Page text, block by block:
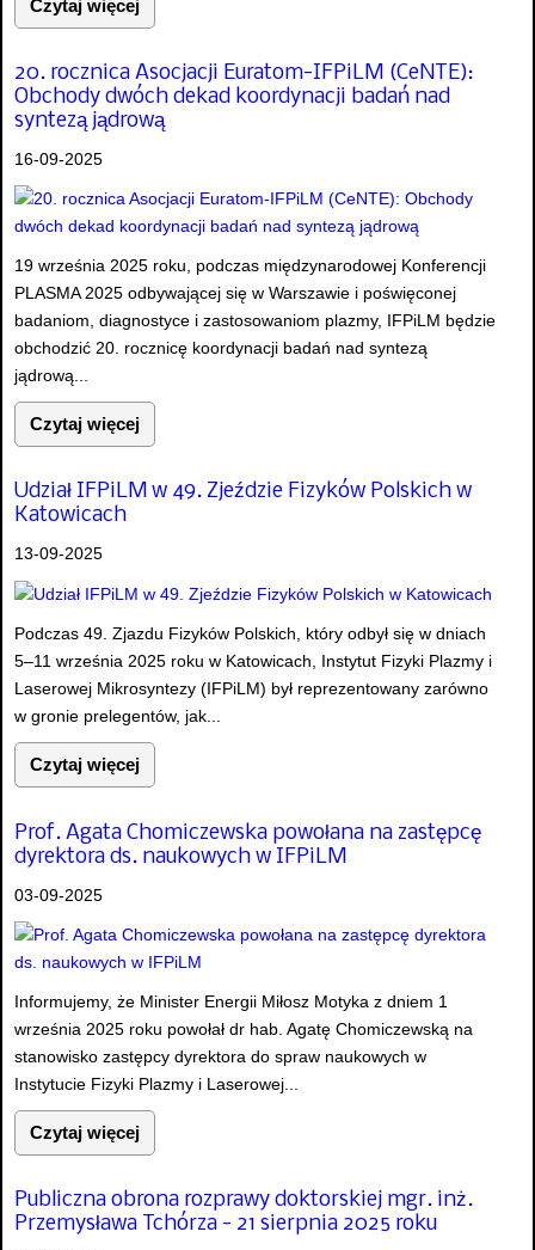
Czytaj więcej
20. rocznica Asocjacji Euratom-IFPiLM (CeNTE):
Obchody dwóch dekad koordynacji badań nad
syntezą jądrową
16-09-2025
19 września 2025 roku, podczas międzynarodowej Konferencji
PLASMA 2025 odbywającej się w Warszawie i poświęconej
badaniom, diagnostyce i zastosowaniom plazmy, IFPiLM będzie
obchodzić 20. rocznicę koordynacji badań nad syntezą
jądrową...
Czytaj więcej
Udział IFPiLM w 49. Zjeździe Fizyków Polskich w
Katowicach
13-09-2025
Podczas 49. Zjazdu Fizyków Polskich, który odbył się w dniach
5–11 września 2025 roku w Katowicach, Instytut Fizyki Plazmy i
Laserowej Mikrosyntezy (IFPiLM) był reprezentowany zarówno
w gronie prelegentów, jak...
Czytaj więcej
Prof. Agata Chomiczewska powołana na zastępcę
dyrektora ds. naukowych w IFPiLM
03-09-2025
Informujemy, że Minister Energii Miłosz Motyka z dniem 1
września 2025 roku powołał dr hab. Agatę Chomiczewską na
stanowisko zastępcy dyrektora do spraw naukowych w
Instytucie Fizyki Plazmy i Laserowej...
Czytaj więcej
Publiczna obrona rozprawy doktorskiej mgr. inż.
Przemysława Tchórza - 21 sierpnia 2025 roku